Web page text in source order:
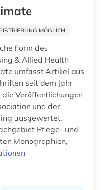
MÖGLICH
Form des
& Allied Health
seit dem Jahr
Veröffentlichungen
und der
ausgewertet.
Pflege- und
Monographien,